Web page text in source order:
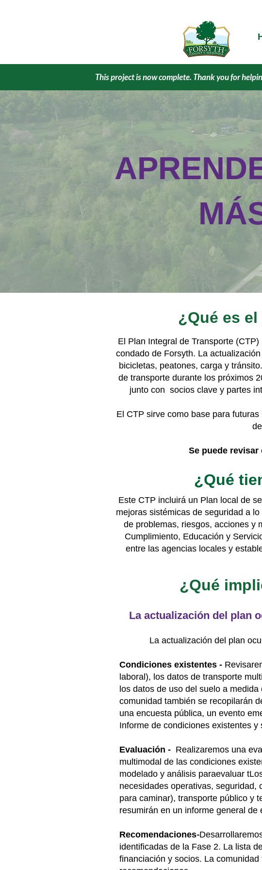
This project is now complete. Thank you for
¿Qué es
El Plan Integral de Transporte
condado de Forsyth. La
bicicletas, peatones, carga y
de transporte durante los próximos
junto con socios clave y partes
El CTP sirve como base para
Se puede
¿Qué
Este CTP incluirá un Plan local de
mejoras sistémicas de seguridad a
de problemas, riesgos, acciones y
Cumplimiento, Educación y
entre las agencias locales y
¿Qué
La actualización del plan
La actualización del plan
Condiciones existentes -
laboral), los datos de transporte
los datos de uso del suelo a
comunidad también se recopilarán
una encuesta pública, un evento
Informe de condiciones existentes
Evaluación - Realizaremos una
multimodal de las condiciones
modelado y análisis paraevaluar t
necesidades operativas,
para caminar), transporte público y
resumirán en un informe general
Recomendaciones-
identificadas de la Fase 2. La lista
financiación y socios. La